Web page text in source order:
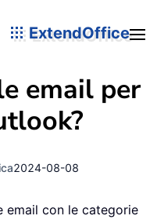
ExtendOffice
email per
2024-08-08
email con le categorie